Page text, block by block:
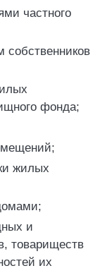
частного
фонда;
жилых
и
товариществ
их